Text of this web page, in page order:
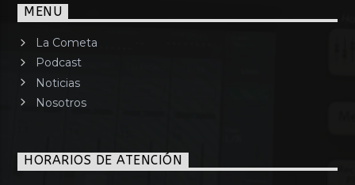
MENU
La Cometa
Podcast
Noticias
Nosotros
HORARIOS DE ATENCIÓN